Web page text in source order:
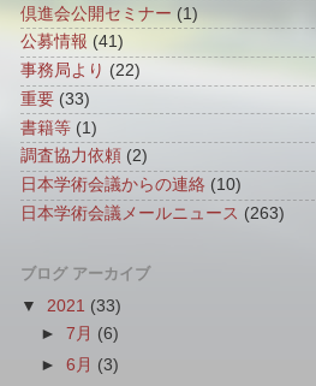
倶進会公開セミナー (1)
公募情報 (41)
事務局より (22)
重要 (33)
書籍等 (1)
調査協力依頼 (2)
日本学術会議からの連絡 (10)
日本学術会議メールニュース (263)
ブログ アーカイブ
▼ 2021 (33)
►7月 (6)
►6月 (3)